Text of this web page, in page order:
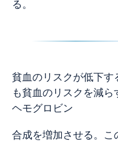
る。
貧血のリスクが低下
も貧血のリスクを減
ヘモグロビン
合成を増加させる。